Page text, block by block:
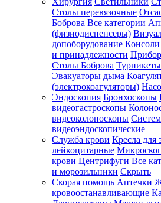
Столы перевязочные
Боброва Все категории
(физиодиспенсеры)
допоборудование Консоли
и принадлежности
Столы Боброва
Эвакуаторы дыма
(электрокоагуляторы)
Эндоскопия Бронхоскопы
видеогастроскопы
видеоколоноскопы
видеоэндоскопические
Служба крови Кресла для
лейкоцитарные
крови Центрифуги Все
и морозильники Скрыть
Скорая помощь Аптечки
кровоостанавливающие